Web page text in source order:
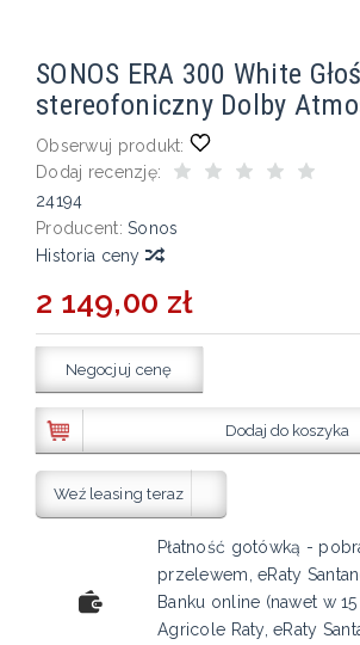
SONOS ERA 300 White
stereofoniczny Dolby
Obserwuj produkt:
Dodaj recenzję:
24194
Producent: Sonos
Historia ceny
2 149,00 zł
Negocjuj cenę
Dodaj do koszyka
Weź leasing teraz
Płatność gotówką -
przelewem, eRaty
Banku online (nawet w
Agricole Raty, eRaty